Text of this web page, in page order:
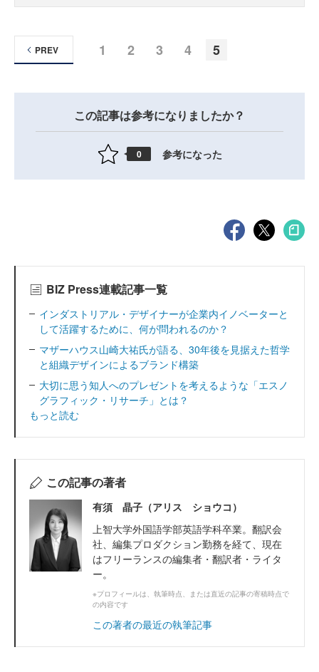
1 2 3 4 5
PREV
この記事は参考になりましたか？
0 参考になった
BIZ Press連載記事一覧
インダストリアル・デザイナーが企業内イノベーターと
して活躍するために、何が問われるのか？
マザーハウス山崎大祐氏が語る、30年後を見据えた哲学
と組織デザインによるブランド構築
大切に思う知人へのプレゼントを考えるような「エスノ
グラフィック・リサーチ」とは？
もっと読む
この記事の著者
有須 晶子（アリス ショウコ）
上智大学外国語学部英語学科卒業。翻訳会
社、編集プロダクション勤務を経て、現在
はフリーランスの編集者・翻訳者・ライタ
ー。
※プロフィールは、執筆時点、または直近の記事の寄稿時点で
の内容です
この著者の最近の執筆記事